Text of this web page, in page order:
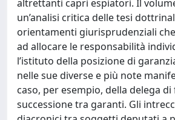
altrettanti capri espiatori. Il
un’analisi critica delle tesi
orientamenti giurisprudenziali
ad allocare le responsabilità
l’istituto della posizione di
nelle sue diverse e più note
caso, per esempio, della delega
successione tra garanti. Gli